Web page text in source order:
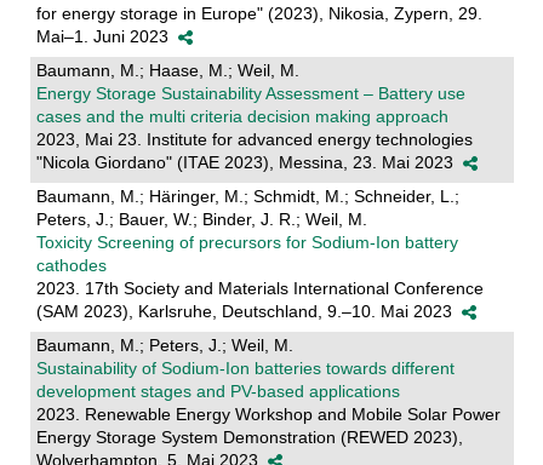
for energy storage in Europe" (2023), Nikosia, Zypern, 29.
Mai–1. Juni 2023
Baumann, M.; Haase, M.; Weil, M.
Energy Storage Sustainability Assessment – Battery use
cases and the multi criteria decision making approach
2023, Mai 23. Institute for advanced energy technologies
"Nicola Giordano" (ITAE 2023), Messina, 23. Mai 2023
Baumann, M.; Häringer, M.; Schmidt, M.; Schneider, L.;
Peters, J.; Bauer, W.; Binder, J. R.; Weil, M.
Toxicity Screening of precursors for Sodium-Ion battery
cathodes
2023. 17th Society and Materials International Conference
(SAM 2023), Karlsruhe, Deutschland, 9.–10. Mai 2023
Baumann, M.; Peters, J.; Weil, M.
Sustainability of Sodium-Ion batteries towards different
development stages and PV-based applications
2023. Renewable Energy Workshop and Mobile Solar Power
Energy Storage System Demonstration (REWED 2023),
Wolverhampton, 5. Mai 2023